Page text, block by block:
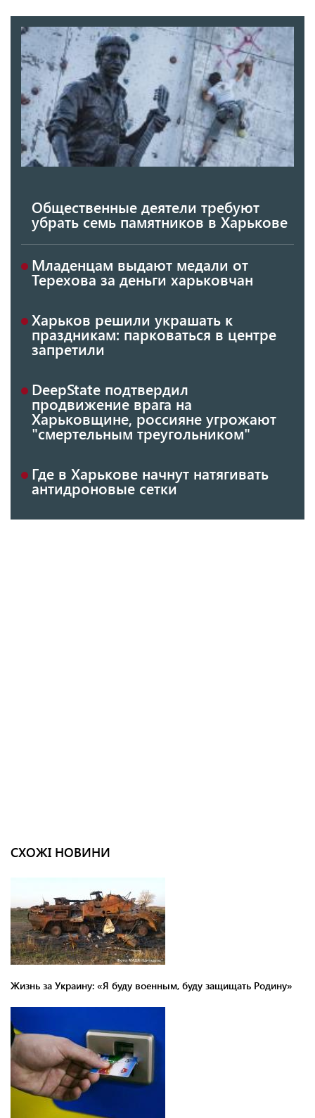
Общественные деятели требуют
убрать семь памятников в Харькове
Младенцам выдают медали от
Терехова за деньги харьковчан
Харьков решили украшать к
праздникам: парковаться в центре
запретили
DeepState подтвердил
продвижение врага на
Харьковщине, россияне угрожают
"смертельным треугольником"
Где в Харькове начнут натягивать
антидроновые сетки
СХОЖІ НОВИНИ
Жизнь за Украину: «Я буду военным, буду защищать Родину»